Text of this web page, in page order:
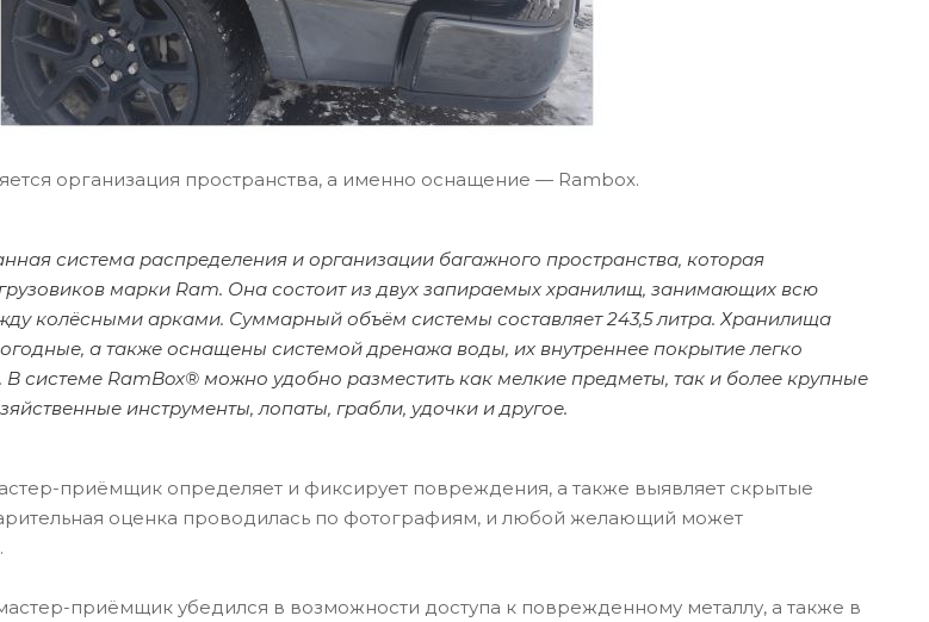
организация пространства, а именно оснащение — Rambox.
система распределения и организации багажного пространства, которая
грузовиков марки Ram. Она состоит из двух запираемых хранилищ, занимающих всю
колёсными арками. Суммарный объём системы составляет 243,5 литра. Хранилища
а также оснащены системой дренажа воды, их внутреннее покрытие легко
В системе RamBox® можно удобно разместить как мелкие предметы, так и более крупные
инструменты, лопаты, грабли, удочки и другое.
приёмщик определяет и фиксирует повреждения, а также выявляет скрытые
оценка проводилась по фотографиям, и любой желающий может
приёмщик убедился в возможности доступа к поврежденному металлу, а также в